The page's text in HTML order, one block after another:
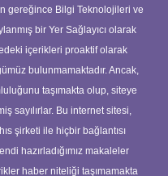
gereğince Bilgi Teknolojileri ve
bir Yer Sağlayıcı olarak
içerikleri proaktif olarak
bulunmamaktadır. Ancak,
taşımakta olup, siteye
sayılırlar. Bu internet sitesi,
şirketi ile hiçbir bağlantısı
hazırladığımız makaleler
haber niteliği taşımamakta